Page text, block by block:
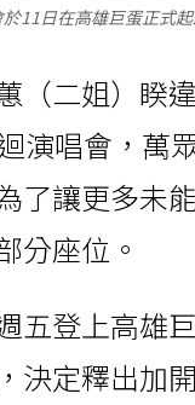
11日在高雄巨蛋正式
（二姐）睽
演唱會，萬
了讓更多未
分座位。
五登上高雄
決定釋出加